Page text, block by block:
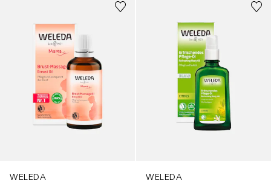
WELEDA
WELEDA